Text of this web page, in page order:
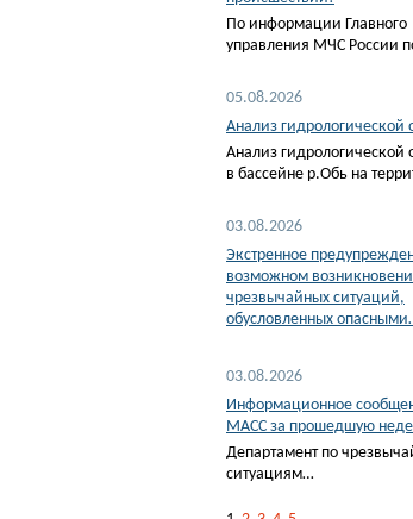
По информации Главного
управления МЧС России
05.08.2026
Анализ гидрологической
Анализ гидрологической
в бассейне р.Обь на
03.08.2026
Экстренное
возможном
чрезвычайных ситуаций,
обусловленных
03.08.2026
Информационное
МАСС за прошедшую
Департамент по
ситуациям…